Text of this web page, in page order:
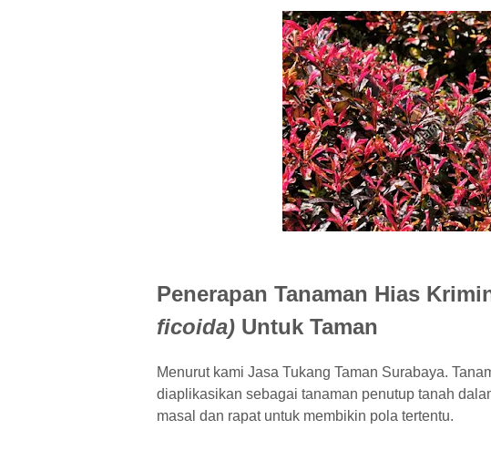
Penerapan Tanaman Hias
ficoida) Untuk Taman
Menurut kami Jasa Tukang Taman Surabaya.
diaplikasikan sebagai tanaman penutup tanah
masal dan rapat untuk membikin pola tertentu.